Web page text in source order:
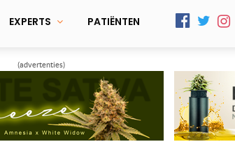
EXPERTS PATIËNTEN
(advertenties)